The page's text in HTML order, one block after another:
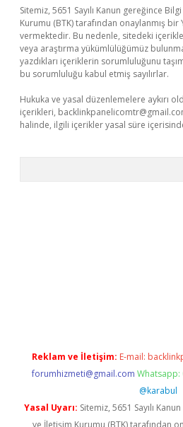
Sitemiz, 5651 Sayılı Kanun gereğince
Kurumu (BTK) tarafından onaylanmış bir
vermektedir. Bu nedenle, sitedeki
veya araştırma yükümlülüğümüz
yazdıkları içeriklerin sorumluluğunu
bu sorumluluğu kabul etmiş sayılırlar.
Hukuka ve yasal düzenlemelere aykırı
içerikleri,
halinde, ilgili içerikler yasal süre
Reklam ve İletişim: E-mail:
forumhizmeti@gmail.com Whatsapp:
@karabul
Yasal Uyarı: Sitemiz, 5651 Sayılı
ve İletişim Kurumu (BTK) tarafından